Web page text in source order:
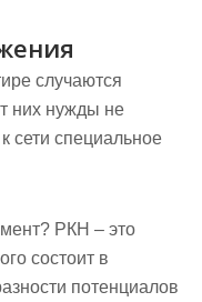
случаются
них нужды не
сети специальное
РКН – это
состоит в
потенциалов